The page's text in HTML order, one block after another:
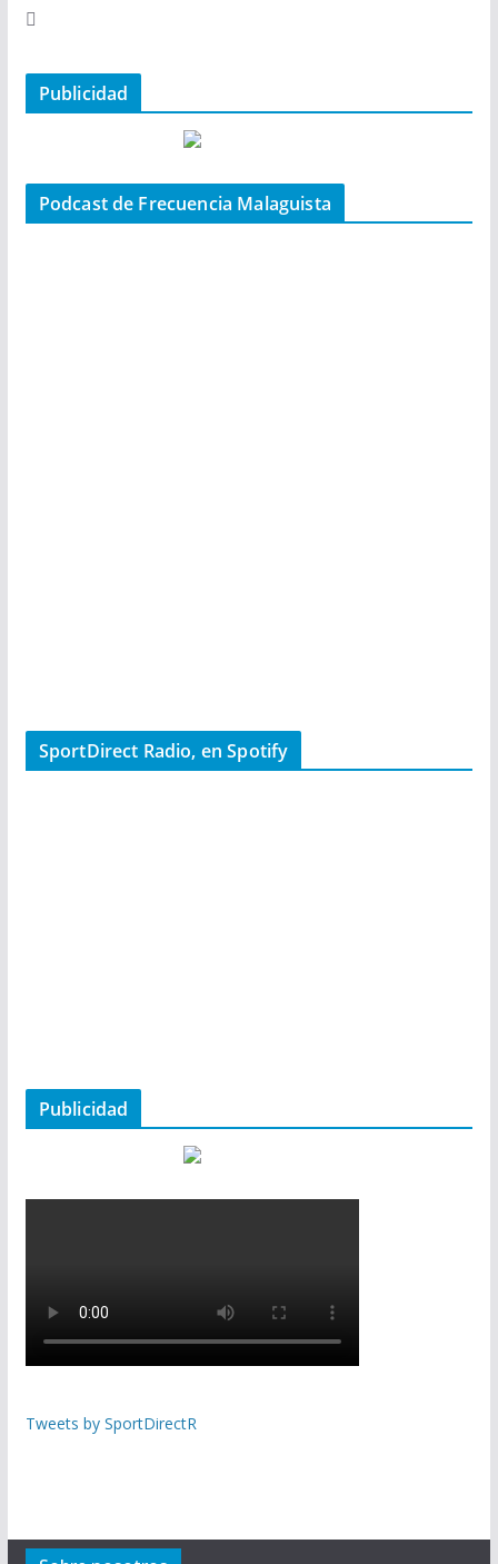
Publicidad
Podcast de Frecuencia Malaguista
SportDirect Radio, en Spotify
Publicidad
Tweets by SportDirectR